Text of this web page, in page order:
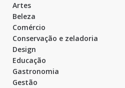
Artes
Beleza
Comércio
Conservação e zeladoria
Design
Educação
Gastronomia
Gestão